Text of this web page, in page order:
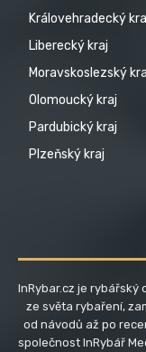
Královehradecký
Liberecký kraj
Moravskoslezský
Olomoucký kraj
Pardubický kraj
Plzeňský kraj
InRybar.cz je
ze světa rybaření,
od návodů až po
společnost InRybář